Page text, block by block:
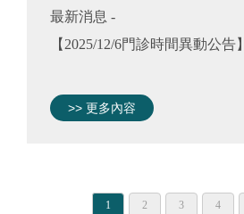
最新消息 -
【2025/12/6門診時間異動公告】
>> 更多內容
1 2 3 4